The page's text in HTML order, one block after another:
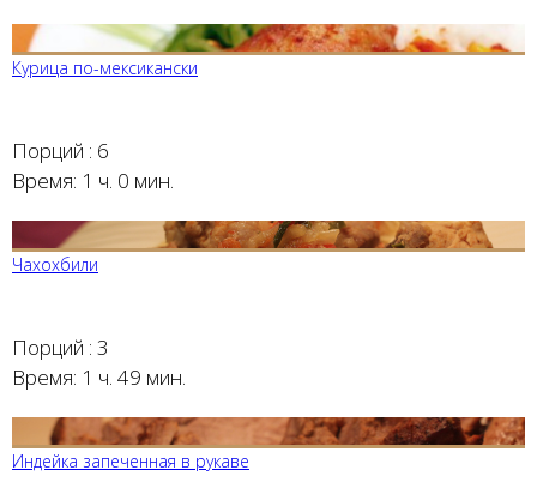
Курица по-мексикански
Порций : 6
Время: 1 ч. 0 мин.
Чахохбили
Порций : 3
Время: 1 ч. 49 мин.
Индейка запеченная в рукаве